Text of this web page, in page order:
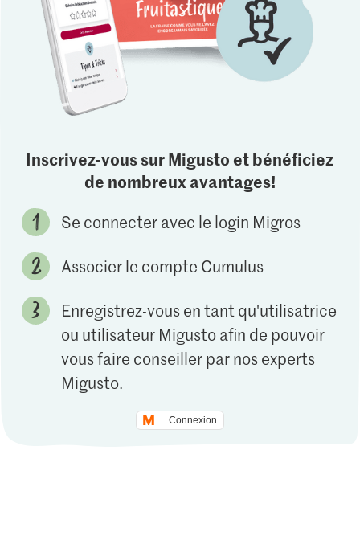
Inscrivez-vous sur Migusto et bénéficiez
de nombreux avantages!
Se connecter avec le login Migros
Associer le compte Cumulus
Enregistrez-vous en tant qu'utilisatrice
ou utilisateur Migusto afin de pouvoir
vous faire conseiller par nos experts
Migusto.
Connexion